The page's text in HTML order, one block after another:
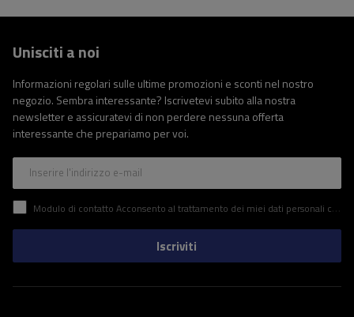
Unisciti a noi
Informazioni regolari sulle ultime promozioni e sconti nel nostro
negozio. Sembra interessante? Iscrivetevi subito alla nostra
newsletter e assicuratevi di non perdere nessuna offerta
interessante che prepariamo per voi.
Inserire l'indirizzo e-mail
Modulo di contatto Acconsento al trattamento dei miei dati personali contenuti nel modulo di contatto in conformità al Regolamento del Parlamento Europeo e del Consiglio (UE)
Iscriviti